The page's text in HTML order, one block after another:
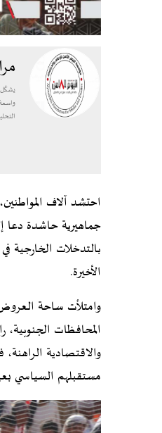
يشكّل
احتشد آلاف
جماهيرية حاشدة دعا
بالتدخلات الخارجية
الأخيرة.
وامتلأت ساحة
المحافظات
والاقتصادية
مستقبلهم السياسي